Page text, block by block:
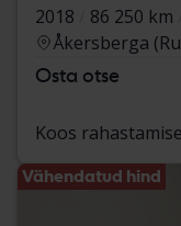
2018
86 250 km
Åkersberga
Osta otse
Koos
Vähendatud hind